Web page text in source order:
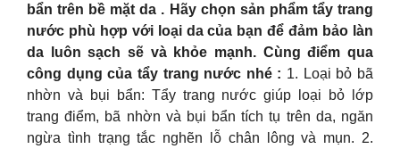
bẩn trên bề mặt da . Hãy chọn sản phẩm tẩy trang
nước phù hợp với loại da của bạn để đảm bảo làn
da luôn sạch sẽ và khỏe mạnh. Cùng điểm qua
công dụng của tẩy trang nước nhé : 1. Loại bỏ bã
nhờn và bụi bẩn: Tẩy trang nước giúp loại bỏ lớp
trang điểm, bã nhờn và bụi bẩn tích tụ trên da, ngăn
ngừa tình trạng tắc nghẽn lỗ chân lông và mụn. 2.